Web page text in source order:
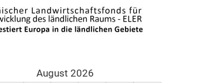
August 2026